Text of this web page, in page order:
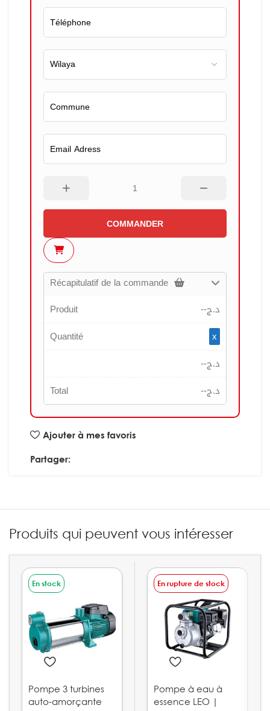
COMMANDER
Récapitulatif de la commande
Produit
--د.ج
Quantité
x
--د.ج
Total
--د.ج
Ajouter à mes favoris
Partager:
Produits qui peuvent vous intéresser
En stock
Pompe 3 turbines
auto-amorçante
En rupture de stock
Pompe à eau à
essence LEO |